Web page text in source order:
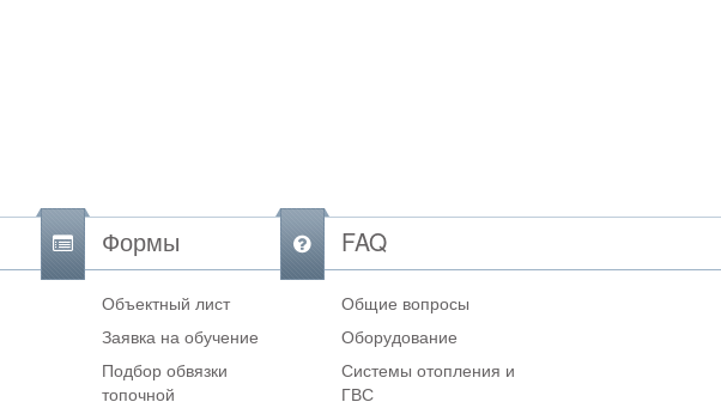
Формы
Объектный лист
Заявка на обучение
Подбор обвязки
топочной
FAQ
Общие вопросы
Оборудование
Системы отопления и
ГВС